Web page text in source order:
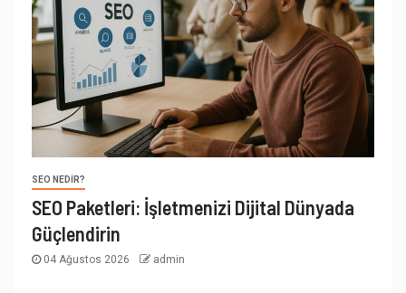
SEO NEDIR?
SEO Paketleri: İşletmenizi Dijital Dünyada
Güçlendirin
04 Ağustos 2026 admin